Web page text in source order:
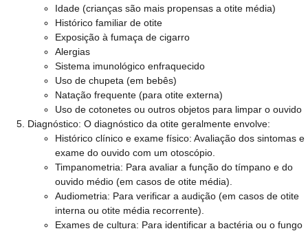
Idade (crianças são mais propensas a otite média)
Histórico familiar de otite
Exposição à fumaça de cigarro
Alergias
Sistema imunológico enfraquecido
Uso de chupeta (em bebês)
Natação frequente (para otite externa)
Uso de cotonetes ou outros objetos para limpar o ouvido
Diagnóstico: O diagnóstico da otite geralmente envolve:
Histórico clínico e exame físico: Avaliação dos sintomas e
exame do ouvido com um otoscópio.
Timpanometria: Para avaliar a função do tímpano e do
ouvido médio (em casos de otite média).
Audiometria: Para verificar a audição (em casos de otite
interna ou otite média recorrente).
Exames de cultura: Para identificar a bactéria ou o fungo